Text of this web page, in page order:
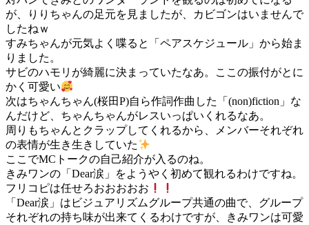
が、りりちゃんの足元を見ましたが、カビゴンはいませんで
したねｗ
すみちゃんが元気よく喋ると「ペアスケジュール」から始ま
りました。
サビのハモリが綺麗に決まっていたなあ。ここの振付がとに
かく可愛い
次はちゃんちゃん(桜田P)自ら作詞作曲した「(non)fiction」な
んだけど、ちゃんちゃんがレスいっぱいくれるなあ。
周りもちゃんとクラップしてくれるから、メンバーそれぞれ
の表情が生き生きしていた
ここでMCトークの自己紹介が入るのね。
きみワンの「Dear涙」をようやく初めて観れるわけですね。
フリコピは任せろおおおおお
「Dear涙」はビジュアリズムグループ共通の曲で、グループ
それぞれの持ち味が出来てくるわけですが、きみワンは可愛